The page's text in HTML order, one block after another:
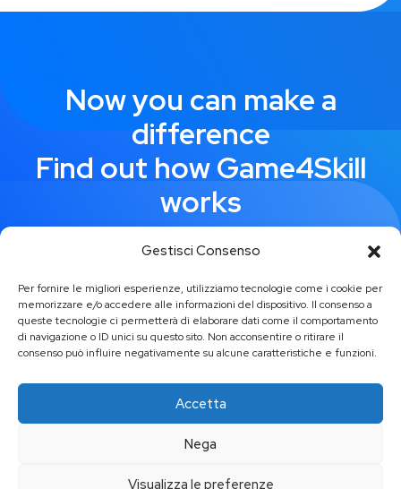
Gestisci Consenso
Per fornire le migliori esperienze, utilizziamo tecnologie come i cookie per
memorizzare e/o accedere alle informazioni del dispositivo. Il consenso a
queste tecnologie ci permetterà di elaborare dati come il comportamento
di navigazione o ID unici su questo sito. Non acconsentire o ritirare il
consenso può influire negativamente su alcune caratteristiche e funzioni.
Accetta
Nega
Visualizza le preferenze
Now you can make a
difference
Find out how Game4Skill
works
Request demo